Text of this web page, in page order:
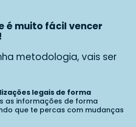
é muito fácil vencer
metodologia, vais ser
legais de forma
as informações de forma
que te percas com mudanças